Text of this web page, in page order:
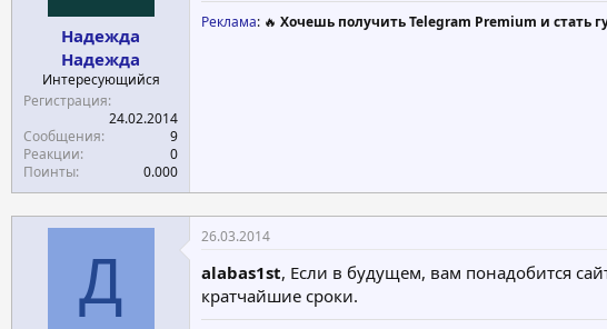
Надежда
Надежда
Интересующийся
Регистрация
24.02.2014
Сообщения
9
Реакции
0
Поинты
0.000
Реклама: 🔥 Хочешь получить Telegram Premium и стать
Д
26.03.2014
alabas1st, Если в будущем, вам понадобится
кратчайшие сроки.